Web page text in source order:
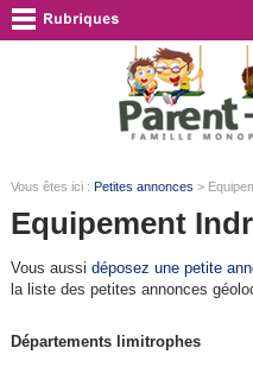
Vous êtes ici : Petites annonces >
Equipement
Vous aussi déposez une petite
la liste des petites annonces
Départements limitrophes